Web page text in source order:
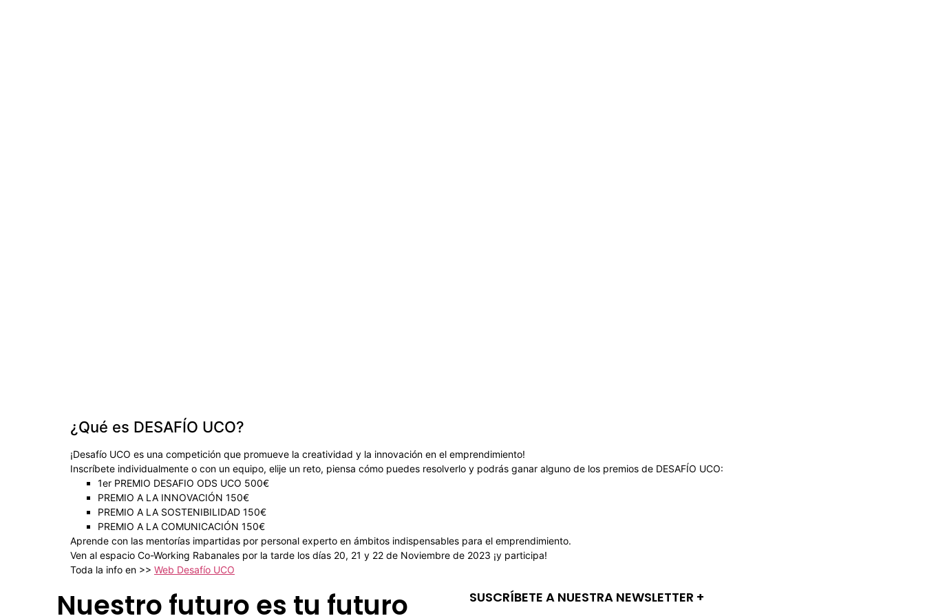
¿Qué es DESAFÍO UCO?
¡Desafío UCO es una competición que promueve la creatividad y la innovación en el emprendimiento!
Inscríbete individualmente o con un equipo, elije un reto, piensa cómo puedes resolverlo y podrás ganar alguno de los premios de DESAFÍO UCO:
1er PREMIO DESAFIO ODS UCO 500€
PREMIO A LA INNOVACIÓN 150€
PREMIO A LA SOSTENIBILIDAD 150€
PREMIO A LA COMUNICACIÓN 150€
Aprende con las mentorías impartidas por personal experto en ámbitos indispensables para el emprendimiento.
Ven al espacio Co-Working Rabanales por la tarde los días 20, 21 y 22 de Noviembre de 2023 ¡y participa!
Toda la info en >> Web Desafío UCO
Nuestro futuro es tu futuro SUSCRÍBETE A NUESTRA NEWSLETTER +​